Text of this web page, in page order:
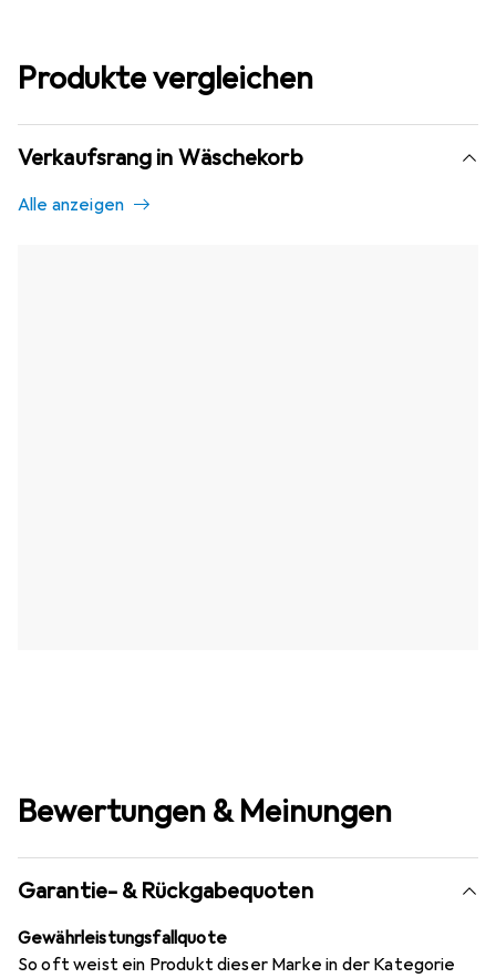
Produkte vergleichen
Verkaufsrang in Wäschekorb
Alle anzeigen
Bewertungen & Meinungen
Garantie- & Rückgabequoten
Gewährleistungsfallquote
So oft weist ein Produkt dieser Marke in der Kategorie